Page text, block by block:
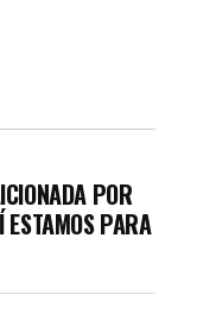
POR
ESTAMOS PARA